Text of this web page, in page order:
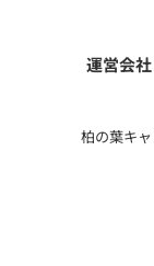
運営会社
柏の葉キ